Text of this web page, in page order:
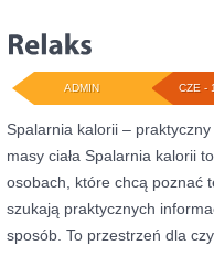
CZE -
ADMIN
Spalarnia kalorii –
masy ciała Spalarnia kalorii
osobach, które chcą poznać
szukają praktycznych
sposób. To przestrzeń dla